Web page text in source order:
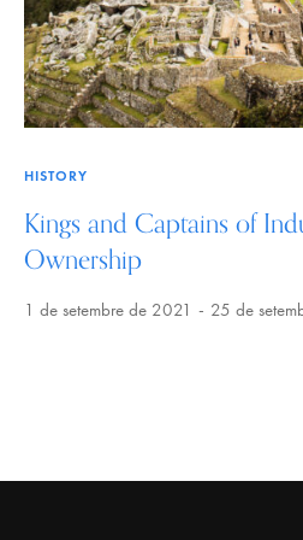
HISTORY
Kings and Captains of
Ownership
1 de setembre de 2021 25 de